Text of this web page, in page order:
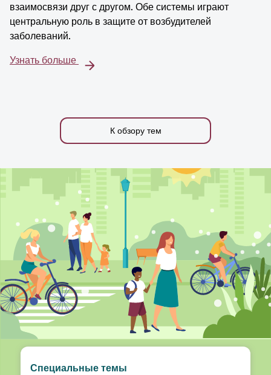
взаимосвязи друг с другом. Обе системы играют
центральную роль в защите от возбудителей
заболеваний.
Узнать больше
К обзору тем
Специальные темы